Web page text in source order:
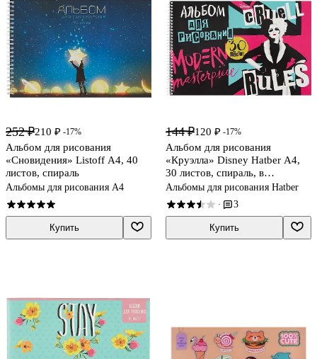
252 ₽210 ₽ -17%
Альбом для рисования
«Сновидения» Listoff А4, 40
листов, спираль
Альбомы для рисования А4
Купить
144 ₽120 ₽ -17%
Альбом для рисования
«Круэлла» Disney Hatber А4,
30 листов, спираль, в
ассортименте
Альбомы для рисования Hatber
· 3
Купить